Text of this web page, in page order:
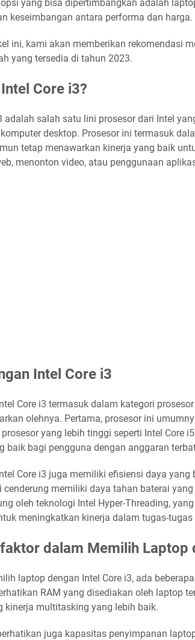
yang bisa dipertimbangkan adalah
keseimbangan antara performa dan harga.
ini, kami akan memberikan rekomendasi
yang tersedia di tahun 2023.
Core i3?
adalah salah satu lini prosesor dari Intel
desktop. Prosesor ini termasuk
tetap menawarkan kinerja yang baik
menonton video, atau penggunaan
Intel Core i3
Core i3 termasuk dalam kategori
olehnya. Pertama, prosesor ini
yang lebih tinggi seperti Intel Core
baik bagi pengguna dengan anggaran
Core i3 juga memiliki efisiensi daya yang
cenderung memiliki daya tahan baterai
oleh teknologi Intel Hyper-Threading,
meningkatkan kinerja dalam tugas-tugas
dalam Memilih Laptop
laptop dengan Intel Core i3, ada
RAM yang disediakan oleh laptop
kinerja multitasking yang lebih baik.
juga kapasitas penyimpanan